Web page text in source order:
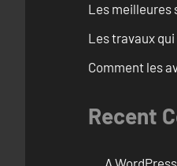
Les meilleures
Les travaux
Comment les
Recent
A